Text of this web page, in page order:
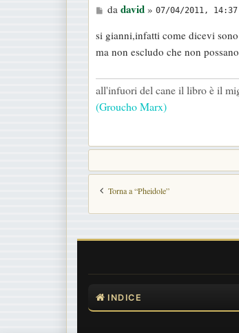
M
s
s
g
g
da david» 07/04/2011, 14:37
si gianni,infatti come dicevi
ma non escludo che non
all'infuori del cane il libro è il
(Groucho Marx)
Torna a “Pheidole”
INDICE